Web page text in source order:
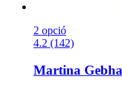
2 opció
4.2 (142)
Martina